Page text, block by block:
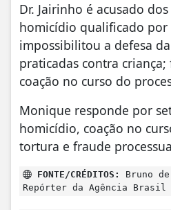
Dr. Jairinho é acusado
homicídio qualificado por
impossibilitou a defesa
praticadas contra
coação no curso do
Monique responde por
homicídio, coação no
tortura e fraude
FONTE/CRÉDITOS:
Bruno
Repórter da Agência Brasil